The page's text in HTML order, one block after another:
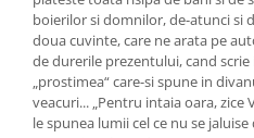
boierilor si domnilor, de-atunci si
doua cuvinte, care ne arata pe
de durerile prezentului, cand
„prostimea“ care-si spune in
veacuri... „Pentru intaia oara, zice
le spunea lumii cel ce nu se